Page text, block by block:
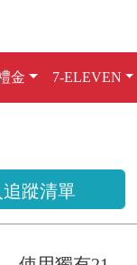
金 7-ELEVEN
蹤清單